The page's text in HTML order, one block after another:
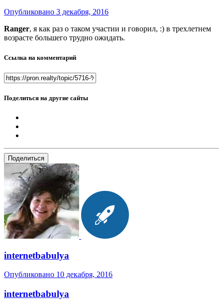
Опубликовано 3 декабря, 2016
Ranger, я как раз о таком участии и говорил, :) в трехлетнем
возрасте большего трудно ожидать.
Ссылка на комментарий
Поделиться на другие сайты
Поделиться
internetbabulya
Опубликовано 10 декабря, 2016
internetbabulya